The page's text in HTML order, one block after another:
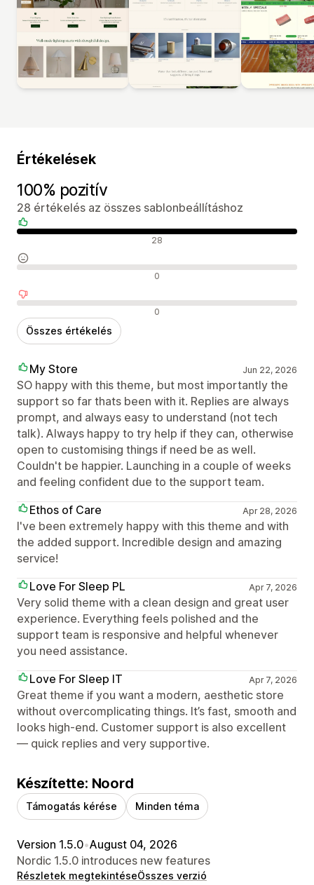
Értékelések
100% pozitív
28 értékelés az összes sablonbeállításhoz
Pozitív értékelések 28
Semleges értékelések 0
Negatív értékelések 0
Összes értékelés
My Store Jun 22, 2026
SO happy with this theme, but most importantly the
support so far thats been with it. Replies are always
prompt, and always easy to understand (not tech
talk). Always happy to try help if they can, otherwise
open to customising things if need be as well.
Couldn't be happier. Launching in a couple of weeks
and feeling confident due to the support team.
Ethos of Care
Apr 28, 2026
I've been extremely happy with this theme and with
the added support. Incredible design and amazing
service!
Love For Sleep PL
Apr 7, 2026
Very solid theme with a clean design and great user
experience. Everything feels polished and the
support team is responsive and helpful whenever
you need assistance.
Love For Sleep IT
Apr 7, 2026
Great theme if you want a modern, aesthetic store
without overcomplicating things. It’s fast, smooth and
looks high-end. Customer support is also excellent
— quick replies and very supportive.
Készítette: Noord
Támogatás kérése Minden téma
Version 1.5.0•August 04, 2026
Nordic 1.5.0 introduces new features
Részletek megtekintéseÖsszes verzió